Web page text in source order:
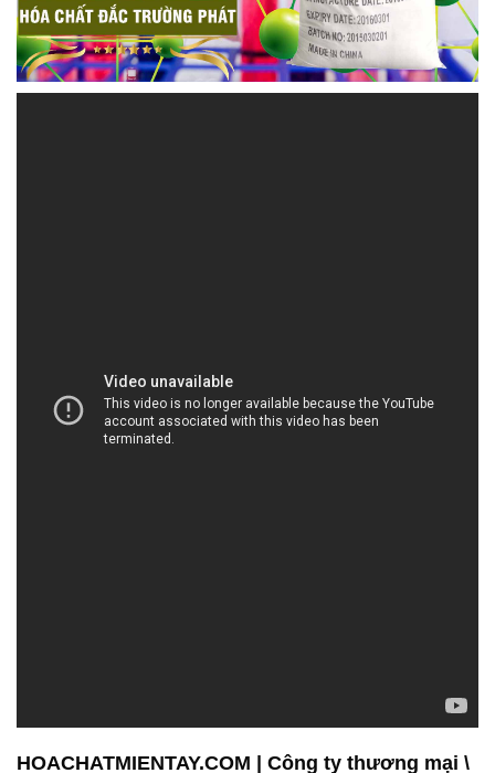
HOACHATMIENTAY.COM | Công ty thương mại \